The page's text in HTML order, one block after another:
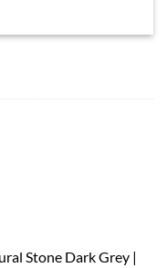
Stone Dark Grey |